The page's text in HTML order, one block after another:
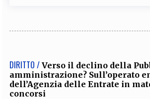
DIRITTO / Verso il declino della
amministrazione? Sull’operato
dell’Agenzia delle Entrate in
concorsi